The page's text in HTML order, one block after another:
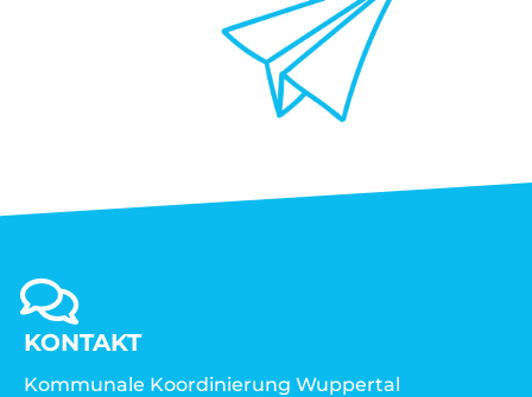
KONTAKT
Kommunale Koordinierung Wuppertal